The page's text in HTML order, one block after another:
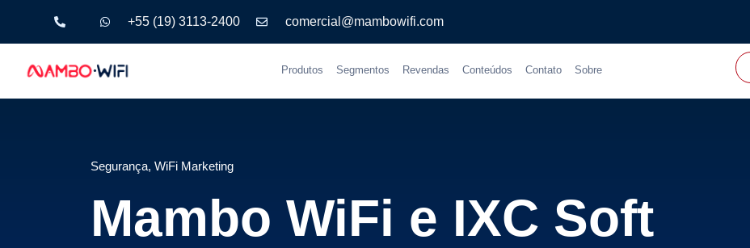
+55 (19) 3113-2400 comercial@mambowifi.com
Produtos Segmentos Revendas Conteúdos Contato Sobre
Segurança, WiFi Marketing
Mambo WiFi e IXC Soft